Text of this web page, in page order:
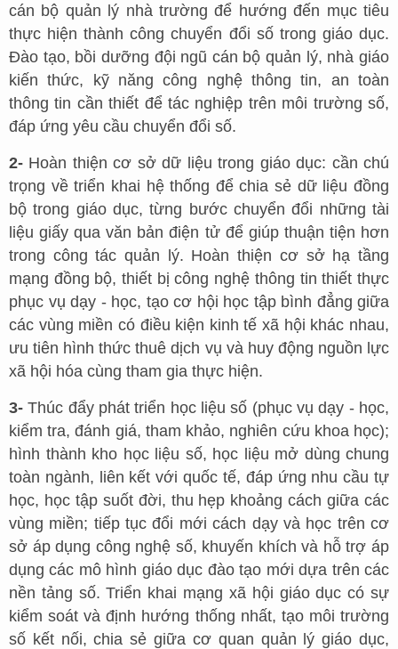
cán bộ quản lý nhà trường để hướng đến mục tiêu
thực hiện thành công chuyển đổi số trong giáo dục.
Đào tạo, bồi dưỡng đội ngũ cán bộ quản lý, nhà giáo
kiến thức, kỹ năng công nghệ thông tin, an toàn
thông tin cần thiết để tác nghiệp trên môi trường số,
đáp ứng yêu cầu chuyển đổi số.
2- Hoàn thiện cơ sở dữ liệu trong giáo dục: cần chú
trọng về triển khai hệ thống để chia sẻ dữ liệu đồng
bộ trong giáo dục, từng bước chuyển đổi những tài
liệu giấy qua văn bản điện tử để giúp thuận tiện hơn
trong công tác quản lý. Hoàn thiện cơ sở hạ tầng
mạng đồng bộ, thiết bị công nghệ thông tin thiết thực
phục vụ dạy - học, tạo cơ hội học tập bình đẳng giữa
các vùng miền có điều kiện kinh tế xã hội khác nhau,
ưu tiên hình thức thuê dịch vụ và huy động nguồn lực
xã hội hóa cùng tham gia thực hiện.
3- Thúc đẩy phát triển học liệu số (phục vụ dạy - học,
kiểm tra, đánh giá, tham khảo, nghiên cứu khoa học);
hình thành kho học liệu số, học liệu mở dùng chung
toàn ngành, liên kết với quốc tế, đáp ứng nhu cầu tự
học, học tập suốt đời, thu hẹp khoảng cách giữa các
vùng miền; tiếp tục đổi mới cách dạy và học trên cơ
sở áp dụng công nghệ số, khuyến khích và hỗ trợ áp
dụng các mô hình giáo dục đào tạo mới dựa trên các
nền tảng số. Triển khai mạng xã hội giáo dục có sự
kiểm soát và định hướng thống nhất, tạo môi trường
số kết nối, chia sẻ giữa cơ quan quản lý giáo dục,